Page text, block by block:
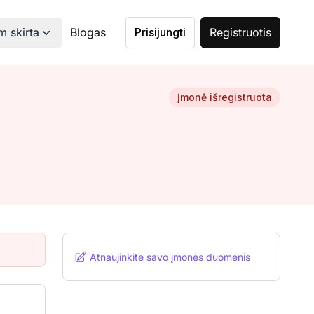
skirta Blogas Prisijungti Registruotis
Įmonė išregistruota
Atnaujinkite savo įmonės duomenis